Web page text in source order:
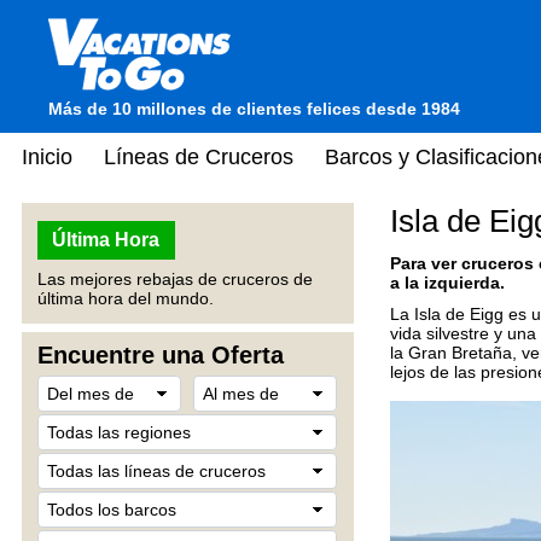
Más de 10 millones de clientes felices desde 1984
Inicio Líneas de Cruceros Barcos y
Última Hora
Las mejores rebajas de cruceros de
última hora del mundo.
Encuentre una Oferta
Isla de
Para ver
a la izquierda.
La Isla de Eigg es
vida silvestre y
la Gran Bretaña,
lejos de las